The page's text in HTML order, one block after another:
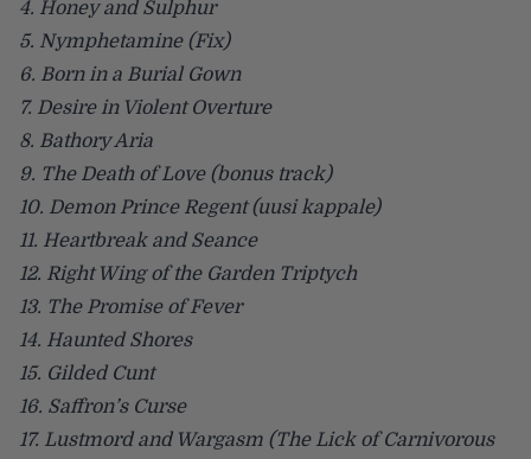
4. Honey and Sulphur
5. Nymphetamine (Fix)
6. Born in a Burial Gown
7. Desire in Violent Overture
8. Bathory Aria
9. The Death of Love (bonus track)
10. Demon Prince Regent (uusi kappale)
11. Heartbreak and Seance
12. Right Wing of the Garden Triptych
13. The Promise of Fever
14. Haunted Shores
15. Gilded Cunt
16. Saffron’s Curse
17. Lustmord and Wargasm (The Lick of Carnivorous